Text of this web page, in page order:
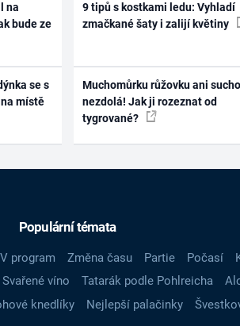
na
bude ze
se s
místě
9 tipů s kostkami ledu: Vyhladí
zmačkané šaty i zalijí květiny
Muchomůrku růžovku ani sucho
nezdolá! Jak ji rozeznat od
tygrované?
Populární témata
program Změna času Partie Počasí
Svařené víno Tatarák podle Pohlreicha
knedlíky Nejlepší palačinky